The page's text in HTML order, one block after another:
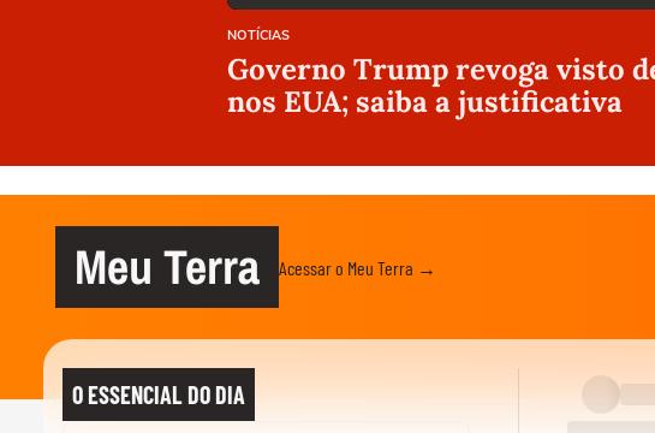
NOTÍCIAS
Governo Trump revoga visto
nos EUA; saiba a justificativa
Meu Terra Acessar o Meu Terra →
O ESSENCIAL DO DIA